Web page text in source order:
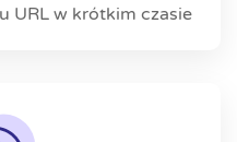
URL w krótkim czasie